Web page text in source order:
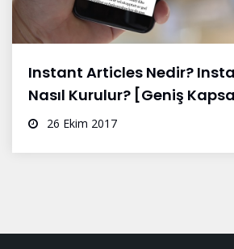
Instant Articles Nedir?
Nasıl Kurulur? [Geniş
26 Ekim 2017